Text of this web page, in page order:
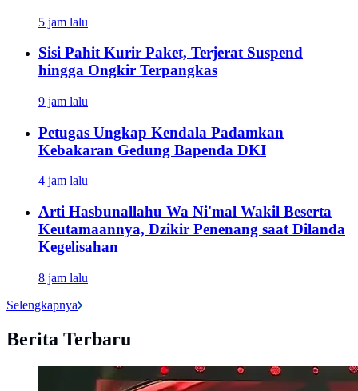
5 jam lalu
Sisi Pahit Kurir Paket, Terjerat Suspend
hingga Ongkir Terpangkas
9 jam lalu
Petugas Ungkap Kendala Padamkan
Kebakaran Gedung Bapenda DKI
4 jam lalu
Arti Hasbunallahu Wa Ni'mal Wakil Beserta
Keutamaannya, Dzikir Penenang saat Dilanda
Kegelisahan
8 jam lalu
Selengkapnya
Berita Terbaru